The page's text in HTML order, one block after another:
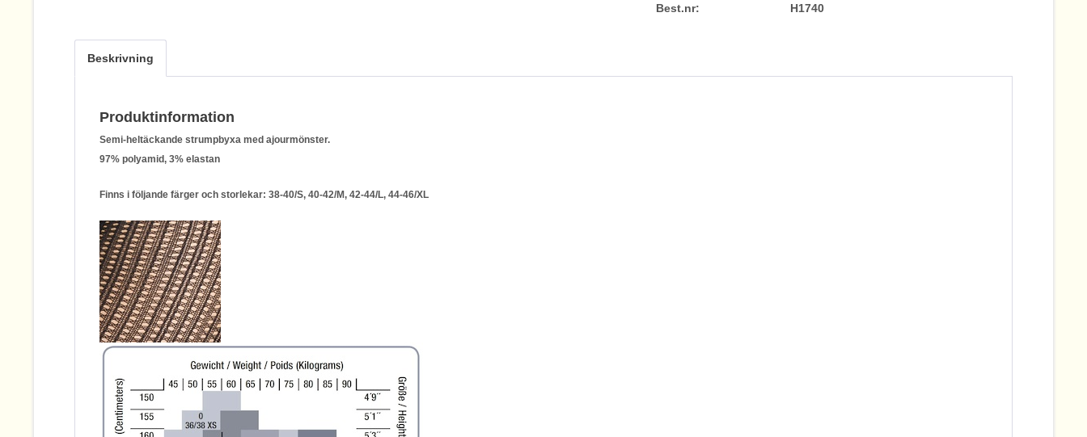
Best.nr: H1740
Beskrivning
Produktinformation
Semi-heltäckande strumpbyxa med ajourmönster.
97% polyamid, 3% elastan
Finns i följande färger och storlekar: 38-40/S, 40-42/M, 42-44/L, 44-46/XL